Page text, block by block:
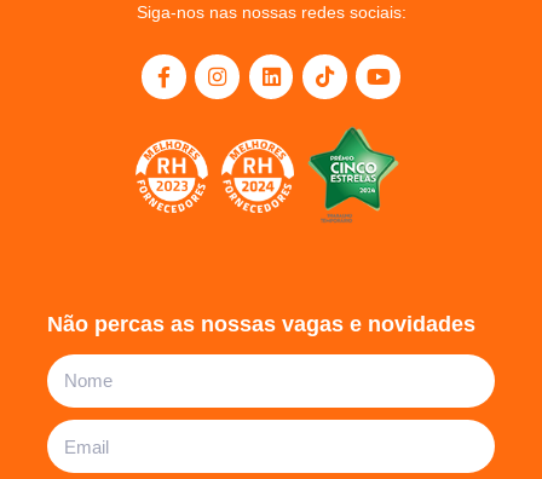
Siga-nos nas nossas redes sociais:
Não percas as nossas vagas e novidades